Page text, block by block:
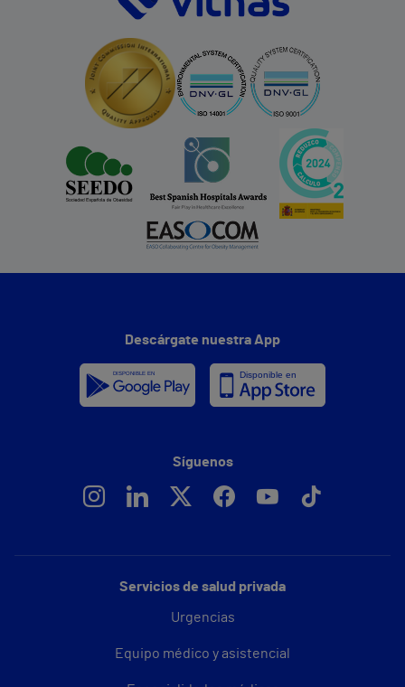
Servicios de salud privada
Urgencias
Equipo médico y asistencial
Descárgate nuestra App
Síguenos